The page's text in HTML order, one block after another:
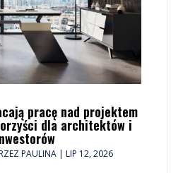
pracę nad projektem
dla architektów i
PAULINA| LIP 12, 2026